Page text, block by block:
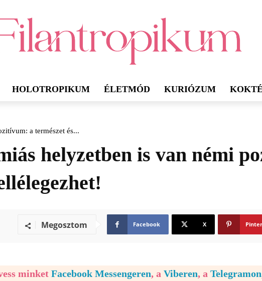
HOLOTROPIKUM ÉLETMÓD KURIÓZUM
a természet és...
helyzetben is van némi
Megosztom Facebook X
minket Facebook Messengeren, a Viberen, a Telegramon